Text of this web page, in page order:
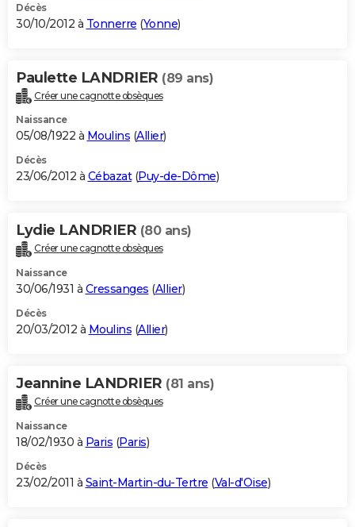
Décès
30/10/2012 à Tonnerre (Yonne)
Paulette LANDRIER (89 ans)
Créer une cagnotte obsèques
Naissance
05/08/1922 à Moulins (Allier)
Décès
23/06/2012 à Cébazat(Puy-de-Dôme)
Lydie LANDRIER (80 ans)
Créer une cagnotte obsèques
Naissance
30/06/1931 à Cressanges (Allier)
Décès
20/03/2012 à Moulins (Allier)
Jeannine LANDRIER (81 ans)
Créer une cagnotte obsèques
Naissance
18/02/1930 à Paris (Paris)
Décès
23/02/2011 à Saint-Martin-du-Tertre (Val-d'Oise)